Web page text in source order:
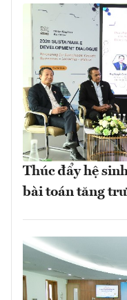
Thúc đẩy hệ
bài toán tăng